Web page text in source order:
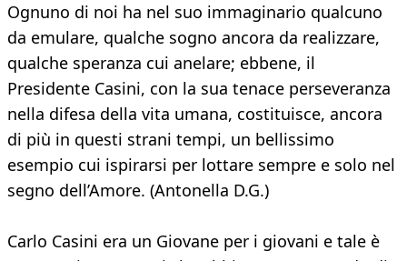
Ognuno di noi ha nel suo immaginario qualcuno
da emulare, qualche sogno ancora da realizzare,
qualche speranza cui anelare; ebbene, il
Presidente Casini, con la sua tenace perseveranza
nella difesa della vita umana, costituisce, ancora
di più in questi strani tempi, un bellissimo
esempio cui ispirarsi per lottare sempre e solo nel
segno dell’Amore. (Antonella D.G.)
Carlo Casini era un Giovane per i giovani e tale è